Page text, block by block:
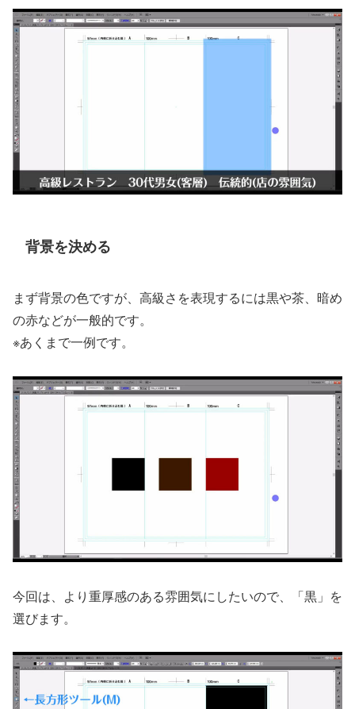
背景を決める
まず背景の色ですが、高級さを表現するには黒や茶、暗め
の赤などが一般的です。
※あくまで一例です。
今回は、より重厚感のある雰囲気にしたいので、「黒」を
選びます。